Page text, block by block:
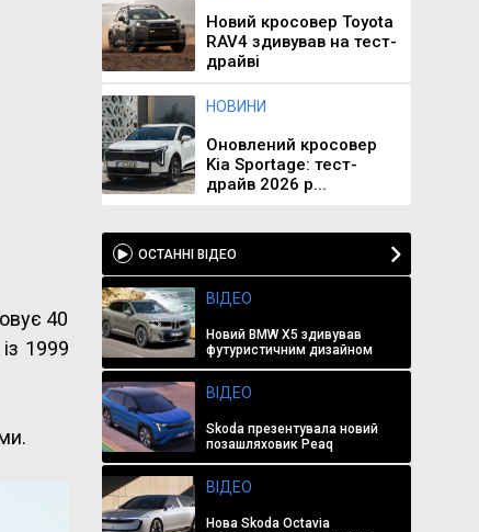
40
1999
Новий кросовер Toyota
RAV4 здивував на тест-
драйві
НОВИНИ
Оновлений кросовер
Kia Sportage: тест-
драйв 2026 р...
ОСТАННІ ВІДЕО
ВІДЕО
Новий BMW X5 здивував
футуристичним дизайном
ВІДЕО
Skoda презентувала новий
позашляховик Peaq
ВІДЕО
Нова Skoda Octavia